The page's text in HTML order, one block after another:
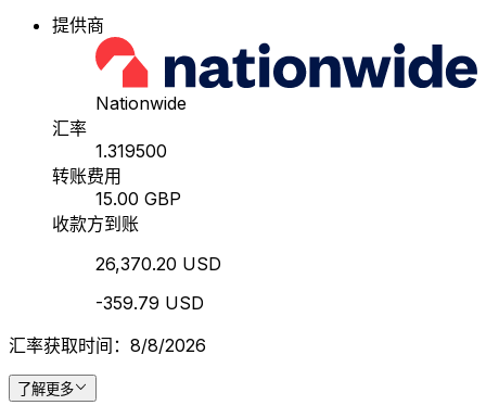
提供商
Nationwide
汇率
1.319500
转账费用
15.00 GBP
收款方到账
26,370.20 USD
-359.79 USD
汇率获取时间：8/8/2026
了解更多